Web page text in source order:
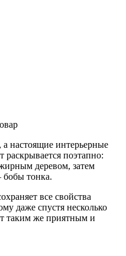
настоящие интерьерные
поэтапно:
деревом, затем
бобы тонка.
все свойства
даже спустя несколько
таким же приятным и